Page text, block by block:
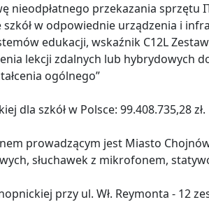
nieodpłatnego przekazania sprzętu
szkół w odpowiednie urządzenia i
edukacji, wskaźnik C12L
lekcji zdalnych lub hybrydowych
ogólnego”
dla szkół w Polsce: 99.408.735,28 zł.
prowadzącym jest Miasto
słuchawek z mikrofonem,
przy ul. Wł. Reymonta - 12